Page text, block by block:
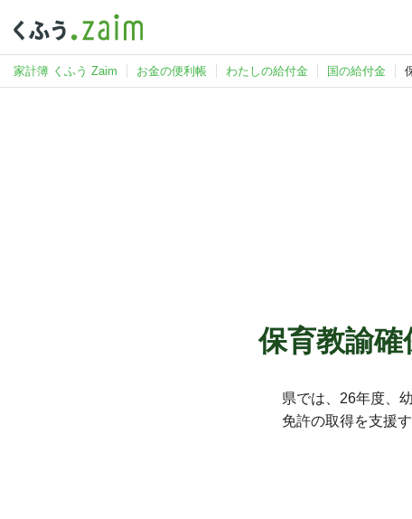
家計簿 くふう Zaim お金の便利帳 わたしの給付金 国の給付金
保育教諭
県では、26年度、
免許の取得を支援